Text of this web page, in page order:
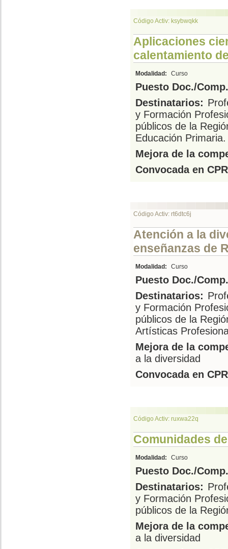
Código Activ: ksybwqkk
Aplicaciones
calentamiento
Modalidad: Curso
Puesto Doc./
Destinatarios:
y Formación
públicos de la
Educación Primaria.
Mejora de la
Convocada en
Código Activ: rt6dtc6j
Atención a la
enseñanzas de
Modalidad: Curso
Puesto Doc./
Destinatarios:
y Formación
públicos de la
Artísticas
Mejora de la
a la diversidad
Convocada en
Código Activ: ruxwa22q
Comunidades
Modalidad: Curso
Puesto Doc./
Destinatarios:
y Formación
públicos de la
Mejora de la
a la diversidad